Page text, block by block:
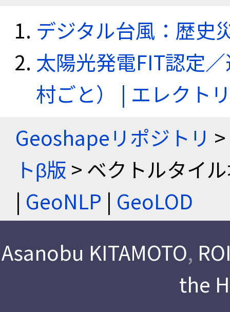
デジタル台風：歴史
太陽光発電FIT認定
村ごと） | エレクト
Geoshapeリポジトリ >
トβ版 > ベクトルタイ
| GeoNLP | GeoLOD
Asanobu KITAMOTO,
the